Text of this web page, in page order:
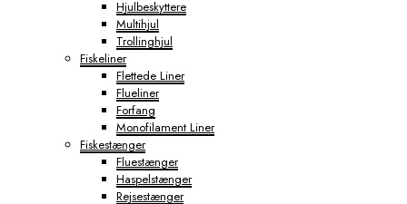
Hjulbeskyttere
Multihjul
Trollinghjul
Fiskeliner
Flettede Liner
Flueliner
Forfang
Monofilament Liner
Fiskestænger
Fluestænger
Haspelstænger
Rejsestænger